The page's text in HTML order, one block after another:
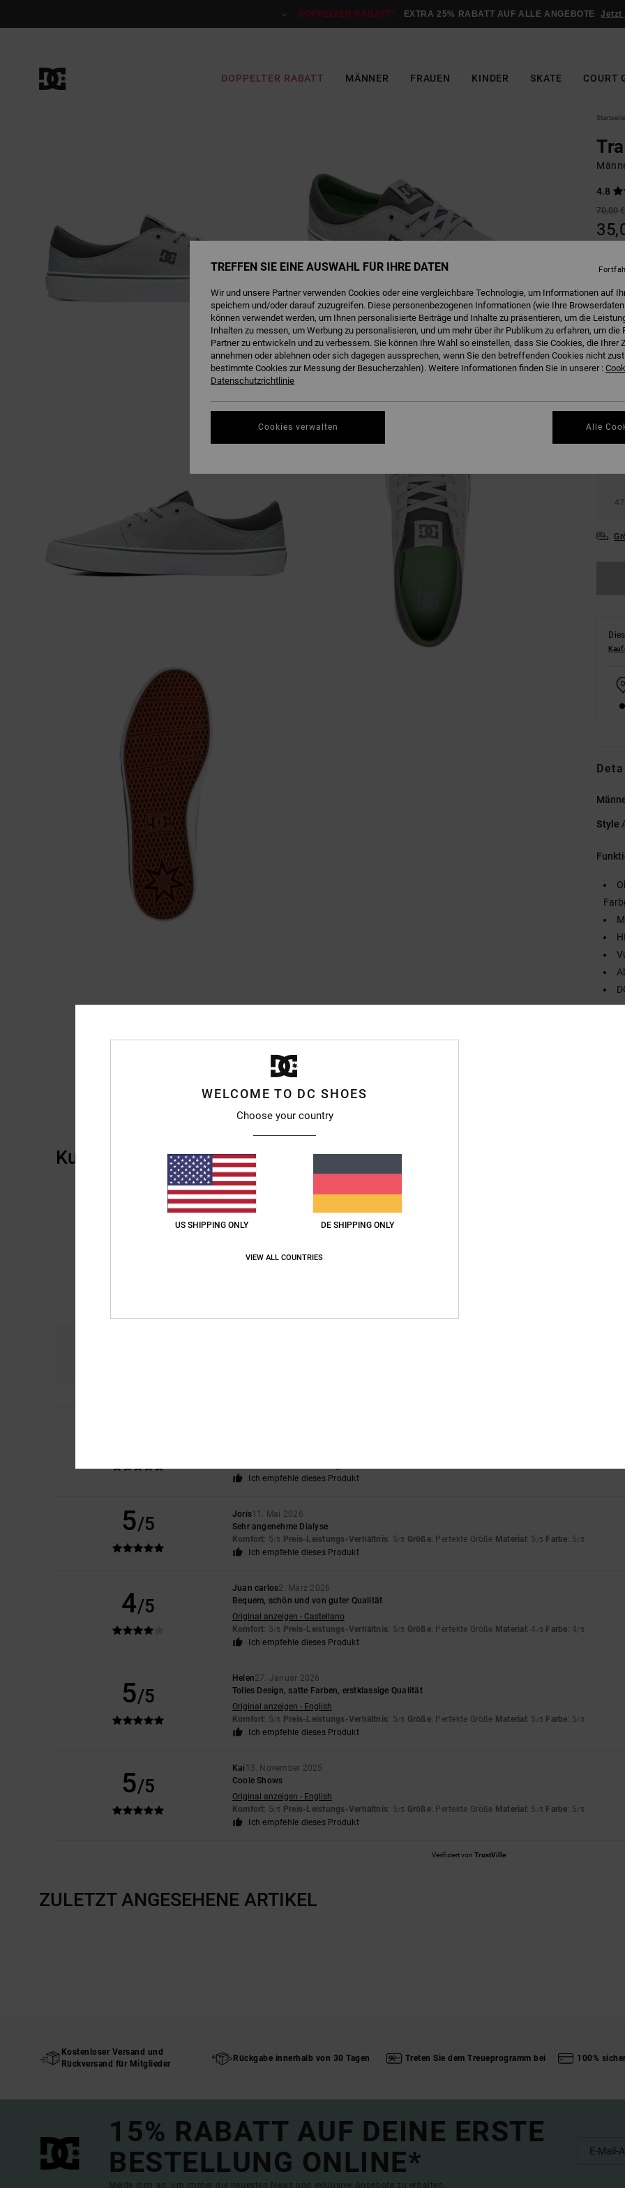
DOPPELTER RABATT*: EXTRA 25% RABATT AUF ALLE ANGEBOTE Jetzt
DOPPELTER RABATT MÄNNER FRAUEN KINDER SKATE COURT
Startseite
4.8
70,00 €
Farbe
39
47
Style
Kundenbewertungen
Durchschnittliche Bewertung
Ich empfehle dieses Produkt
5/5 Joris11. Mai 2026
Sehr angenehme Dialyse
Komfort: 5/5 Preis-Leistungs-Verhältnis: 5/5 Größe: Perfekte Größe Material : 5 /5 Farbe: 5/5
Ich empfehle dieses Produkt
4/5
Juan carlos2. März 2026
Bequem, schön und von guter Qualität
Original anzeigen - Castellano
Komfort: 5/5 Preis-Leistungs-Verhältnis: 5/5 Größe: Perfekte Größe Material : 4 /5 Farbe: 4/5
Ich empfehle dieses Produkt
5/5
Helen27. Januar 2026
Tolles Design, satte Farben, erstklassige Qualität
Original anzeigen - English
Komfort: 5/5 Preis-Leistungs-Verhältnis: 5/5 Größe: Perfekte Größe Material : 5 /5 Farbe: 5/5
Ich empfehle dieses Produkt
5/5
Kai 13. November 2025
Coole Shows
Original anzeigen - English
Komfort: 5/5 Preis-Leistungs-Verhältnis: 5/5 Größe: Perfekte Größe Material : 5 /5 Farbe: 5/5
Ich empfehle dieses Produkt
Verifiziert von TrustVille
ZULETZT ANGESEHENE ARTIKEL
Kostenloser Versand und
Rückversand für Mitglieder
Rückgabe innerhalb von 30 Tagen Treten Sie dem Treueprogramm bei 100%
15% RABATT AUF DEINE ERSTE
BESTELLUNG ONLINE*
Melde dich an, um immer die neuesten News und exklusive Angebote zu erhalten.
WELCOME TO DC SHOES
Choose your country
US SHIPPING ONLY DE SHIPPING ONLY
VIEW ALL COUNTRIES
TREFFEN SIE EINE AUSWAHL FÜR IHRE DATEN
Wir und unsere Partner verwenden Cookies oder eine vergleichbare Technologie, um Informationen auf
speichern und/oder darauf zuzugreifen. Diese personenbezogenen Informationen (wie Ihre
können verwendet werden, um Ihnen personalisierte Beiträge und Inhalte zu präsentieren, um die
Inhalten zu messen, um Werbung zu personalisieren, und um mehr über ihr Publikum zu erfahren, um die
Partner zu entwickeln und zu verbessern. Sie können Ihre Wahl so einstellen, dass Sie Cookies, die Ihrer
annehmen oder ablehnen oder sich dagegen aussprechen, wenn Sie den betreffenden Cookies nicht
bestimmte Cookies zur Messung der Besucherzahlen). Weitere Informationen finden Sie in unserer :
Datenschutzrichtlinie
Cookies verwalten Alle